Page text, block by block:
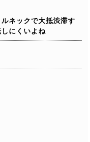
ネックで大抵渋滞す
にくいよね